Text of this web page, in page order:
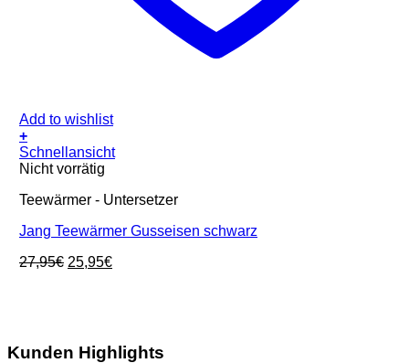
Add to wishlist
+
Schnellansicht
Nicht vorrätig
Teewärmer - Untersetzer
Jang Teewärmer Gusseisen schwarz
27,95€ Ursprünglicher
25,95€Aktueller
Kunden Highlights